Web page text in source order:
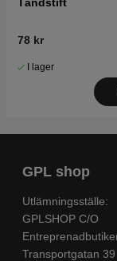
78 kr
I lager
GPL shop
Utlämningsställe:
GPLSHOP C/O
Transportgatan 39